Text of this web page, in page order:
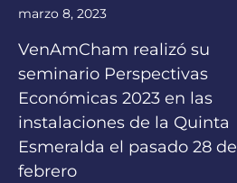
marzo 8, 2023
VenAmCham realizó su
seminario Perspectivas
Económicas 2023 en las
instalaciones de la Quinta
Esmeralda el pasado 28 de
febrero